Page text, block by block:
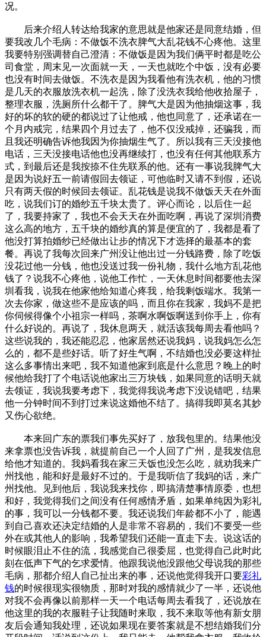
况。
后来介绍人转达给我家的意思就是他家还是同意结婚，但
要我改几个毛病：不做饭不洗衣脾气大乱花钱不心疼他。这里
我要特别强调替自己澄清：不做饭是因为我们俩平时都是吃公
司食堂，周末见一次面就一天，一天也就吃个中饭，没有必要
也没有时间去做饭。不洗衣是因为我看他有洗衣机，他的习惯
是几天的衣服放洗衣机一起洗，除了没洗衣我给他收拾屋子，
整理衣服，洗厕所什么都干了。脾气大是因为他抽烟这事，我
好的坏的软的硬的都说过了让他戒，他也同意了，还承诺在一
个月内戒完，结果四个月过去了，他不仅没戒掉，还骗我，而
且我还明确告诉他我因为你抽烟生气了。所以我有三天没接他
电话，三天没接电话他也没再继续打，也没有任何其他联系方
式，到最后还是我按捺不住先联系的他。还有一事说我脾气大
是因为说好五一前请假回去领证，可他临时又请不到假，还说
只有两天假的时候回去领证。乱花钱是说我不做饭天天在外面
吃，说我们订的婚纱五千块太贵了。评心而论，以后住一起
了，我要持家了，我也不会天天在外面吃啊，再说了深圳消费
这么高的地方，五千块的婚纱真的算是便宜的了，我都是看了
他没打算拍婚纱已经做出让步的情况下才选择的最基本的套
餐。再说了我每次回来广州没让他出过一分钱路费，除了吃饭
没花过他一分钱，他也没送过我一份礼物，我什么地方乱花他
钱了？说我不心疼他，说他工作忙，一天休息时间都要他去深
圳看我，说我在他家他给知道心疼我，给我剩饭端水。我第一
次去你家，做这些不是应该的吗，而且你在我家，我妈不是把
你伺候得像个小祖宗一样吗，茶啊水啊饭啊送到你手上，你有
什么好说的。再说了，我休息两天，就活该我每周去看他吗？
这些说我的，我还能忍忍，他家居然还说我妈，说我妈怎么怎
么的，都不是些好话。听了好生气啊，不结婚也没必要这样扯
这么多事情出来吧，我不知道他家到底是什么意思？晚上的时
候他给我打了个电话说他家出三万块钱，如果同意的话明天就
去领证，我说我要考虑下，我觉得我说考虑下没说错吧，结果
他一分钟时间不到打过来说这婚他不结了。搞得我即莫名其妙
又伤心欲绝。
本来回广东的票我们事先买好了，放我包里的。结果他没
来拿票也没告诉我，就提前自己一个人回了广州，是我发信息
给他才知道的。我妈看我在家三天饭也没怎么吃，就劝我来广
州找他，能和好是最好不过的。于是我听信了我妈的话，来广
州找他。见到他后，我说我来找你，即搞清楚事情原委，也想
和好，我觉得我们之间没有任何感情矛盾，如果单纯因为彩礼
的事，我可以一分钱都不要。我还说我们年龄都不小了，能遇
到自己喜欢还决定结婚的人是非常不容易的，我们不要受一些
外在或其他人的影响，我希望我们还能一直走下去。说这话的
时候眼泪止不住的流，我感觉自己很委屈，也觉得自己此时此
刻在低声下气的乞求爱情。他跟我说他没跟他父母说我的那些
毛病，那都介绍人自己扯出来的事，还说他觉得我开口要彩礼
钱的时候很现实很物质，那时对我的感情就少了一半，还说他
对我不会再像以前那样一天一个电话每周去看我了，还说放在
他这里的我的衣服鞋子让我随时来取，我不来取等他有新女朋
友后会通知我处理，还说如果现在要答案就是不想结婚我们分